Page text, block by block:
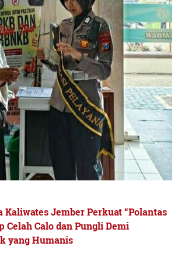
Kaliwates Jember Perkuat “Polantas
Celah Calo dan Pungli Demi
yang Humanis